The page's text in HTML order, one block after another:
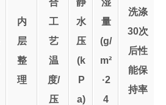
内
层
整
理
合
工
艺
温
度/
压
静
水
压
(k
P
a)
湿
量
(g/
m²
·2
4
洗涤
30次
后性
能保
持率